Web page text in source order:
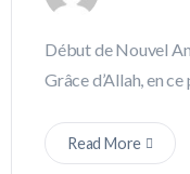
Début de Nouvel
Grâce d’Allah, en
Read More